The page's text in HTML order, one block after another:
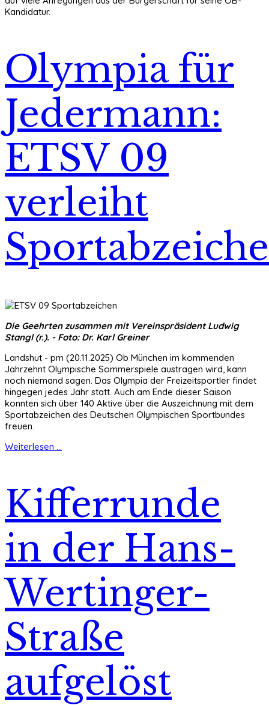
Kandidatur.
Olympia für
Jedermann:
ETSV 09
verleiht
Die Geehrten zusammen mit Vereinspräsident Ludwig
Stangl (r.). - Foto: Dr. Karl Greiner
Landshut - pm (20.11.2025) Ob München im kommenden
Jahrzehnt Olympische Sommerspiele austragen wird, kann
noch niemand sagen. Das Olympia der Freizeitsportler findet
hingegen jedes Jahr statt. Auch am Ende dieser Saison
konnten sich über 140 Aktive über die Auszeichnung mit dem
Sportabzeichen des Deutschen Olympischen Sportbundes
freuen.
Weiterlesen ...
Kifferrunde
in der Hans-
Wertinger-
Straße
aufgelöst